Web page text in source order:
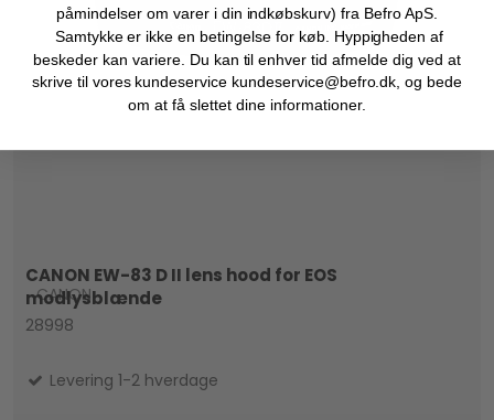
CANON EW-83 D II lens hood for EOS
modlysblænde
CANON
28998
Levering 1-2 hverdage
påmindelser om varer i din indkøbskurv) fra Befro ApS.
Samtykke er ikke en betingelse for køb. Hyppigheden af
beskeder kan variere. Du kan til enhver tid afmelde dig ved at
skrive til vores kundeservice kundeservice@befro.dk, og bede
om at få slettet dine informationer.